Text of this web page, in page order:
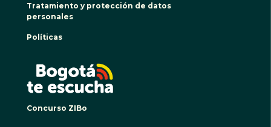
Tratamiento y protección de datos
personales
Políticas
Concurso ZIBo